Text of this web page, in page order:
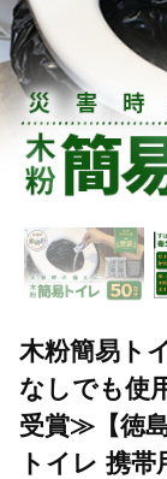
木粉簡易ト
なしでも使
受賞≫【徳
トイレ 携